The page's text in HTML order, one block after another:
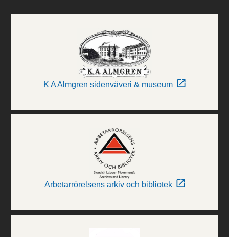
K A Almgren sidenväveri & museum
Arbetarrörelsens arkiv och bibliotek